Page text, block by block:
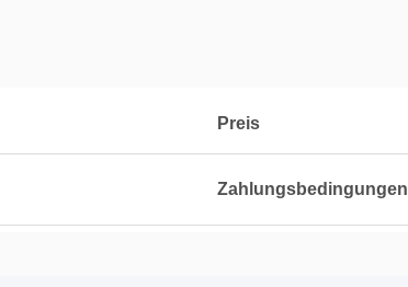
Preis
Zahlungsbedingungen